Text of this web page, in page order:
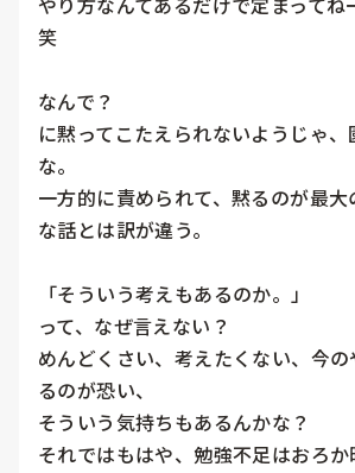
笑
なんで？
に黙ってこたえられないようじゃ
な。
一方的に責められて、黙るのが最
な話とは訳が違う。
「そういう考えもあるのか。」
って、なぜ言えない？
めんどくさい、考えたくない、今
るのが恐い、
そういう気持ちもあるんかな？
それではもはや、勉強不足はおろ